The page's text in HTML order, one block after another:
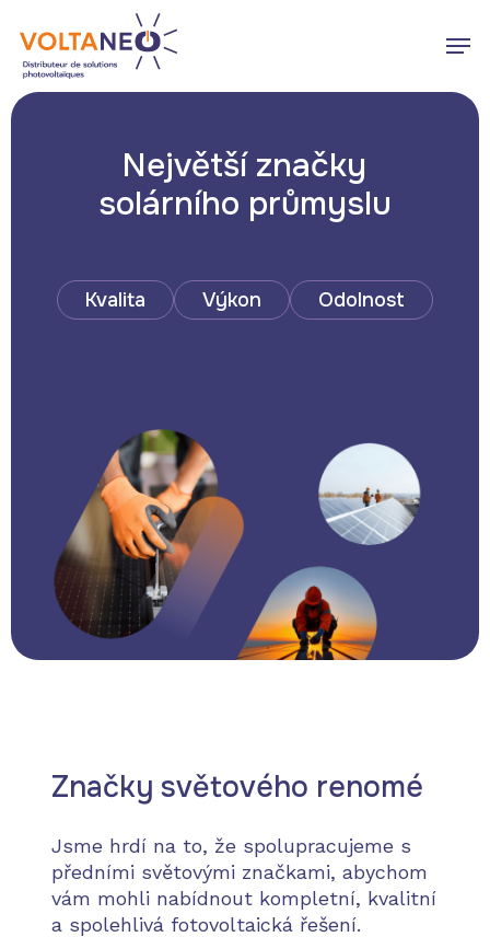
main
content
Největší značky
solárního průmyslu
Kvalita Výkon Odolnost
Značky světového renomé
Jsme hrdí na to, že spolupracujeme s
předními světovými značkami, abychom
vám mohli nabídnout kompletní, kvalitní
a spolehlivá fotovoltaická řešení.
Menu